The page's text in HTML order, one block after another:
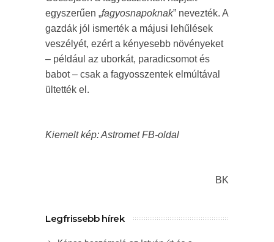
egyszerűen „fagyosnapoknak” nevezték. A
gazdák jól ismerték a májusi lehűlések
veszélyét, ezért a kényesebb növényeket
– például az uborkát, paradicsomot és
babot – csak a fagyosszentek elmúltával
ültették el.
Kiemelt kép: Astromet FB-oldal
BK
Legfrissebb hírek